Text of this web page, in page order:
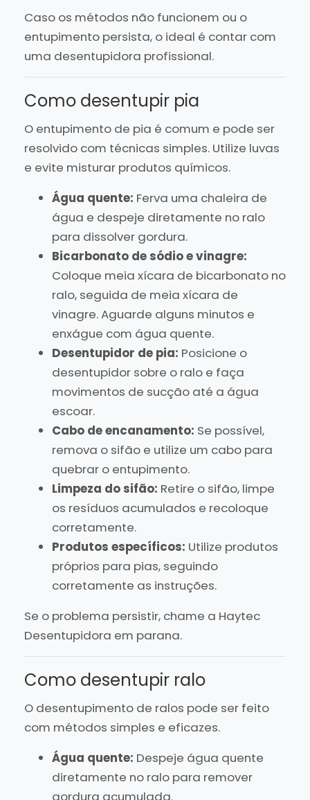
Caso os métodos não funcionem ou o
entupimento persista, o ideal é contar com
uma desentupidora profissional.
Como desentupir pia
O entupimento de pia é comum e pode ser
resolvido com técnicas simples. Utilize luvas
e evite misturar produtos químicos.
Água quente: Ferva uma chaleira de
água e despeje diretamente no ralo
para dissolver gordura.
Bicarbonato de sódio e vinagre:
Coloque meia xícara de bicarbonato no
ralo, seguida de meia xícara de
vinagre. Aguarde alguns minutos e
enxágue com água quente.
Desentupidor de pia: Posicione o
desentupidor sobre o ralo e faça
movimentos de sucção até a água
escoar.
Cabo de encanamento: Se possível,
remova o sifão e utilize um cabo para
quebrar o entupimento.
Limpeza do sifão: Retire o sifão, limpe
os resíduos acumulados e recoloque
corretamente.
Produtos específicos: Utilize produtos
próprios para pias, seguindo
corretamente as instruções.
Se o problema persistir, chame a Haytec
Desentupidora em parana.
Como desentupir ralo
O desentupimento de ralos pode ser feito
com métodos simples e eficazes.
Água quente: Despeje água quente
diretamente no ralo para remover